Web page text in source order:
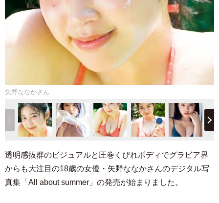
矢野ななかさん
透明感抜群のビジュアルと圧巻くびれボディでグラビア界
からも大注目の18歳の女優・矢野ななかさんのデジタル写
真集「All about summer」の発売が始まりました。